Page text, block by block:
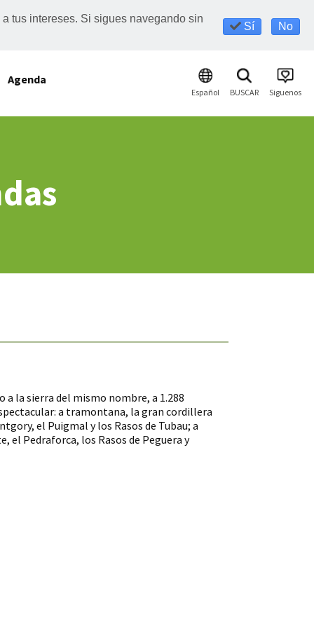
Sí No
tus intereses. Si sigues navegando sin
Español BUSCAR Siguenos
Agenda
a la sierra del mismo nombre, a 1.288
a tramontana, la gran cordillera
el Puigmal y los Rasos de Tubau; a
el Pedraforca, los Rasos de Peguera y